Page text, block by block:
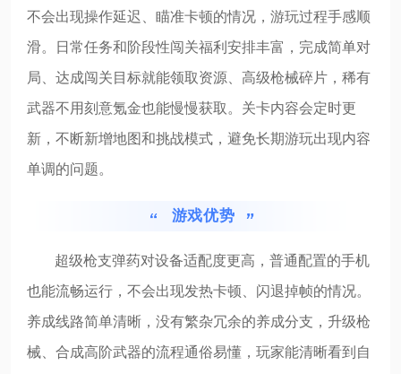
不会出现操作延迟、瞄准卡顿的情况，游玩过程手感顺
滑。日常任务和阶段性闯关福利安排丰富，完成简单对
局、达成闯关目标就能领取资源、高级枪械碎片，稀有
武器不用刻意氪金也能慢慢获取。关卡内容会定时更
新，不断新增地图和挑战模式，避免长期游玩出现内容
单调的问题。
游戏优势
超级枪支弹药对设备适配度更高，普通配置的手机
也能流畅运行，不会出现发热卡顿、闪退掉帧的情况。
养成线路简单清晰，没有繁杂冗余的养成分支，升级枪
械、合成高阶武器的流程通俗易懂，玩家能清晰看到自